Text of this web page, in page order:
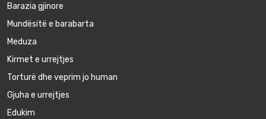
Barazia gjinore
Mundësitë e barabarta
Meduza
Kirmet e urrejtjes
Torturë dhe veprim jo human
Gjuha e urrejtjes
Edukim